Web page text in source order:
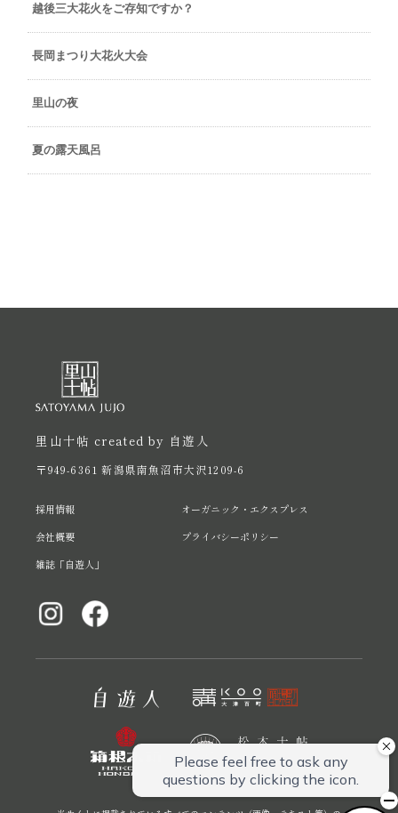
越後三大花火をご存知ですか？
長岡まつり大花火大会
里山の夜
夏の露天風呂
里山十帖 created by 自遊人
〒949-6361 新潟県南魚沼市大沢1209-6
採用情報
会社概要
雑誌「自遊人」
オーガニック・エクスプレス
プライバシーポリシー